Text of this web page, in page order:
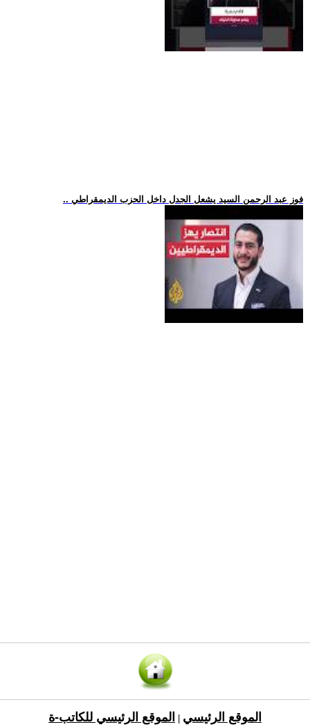
.. فوز عبد الرحمن السيد يشعل الجدل داخل الحزب الديمقراطي
الموقع الرئيسي الموقع الرئيسي للكاتب-ة